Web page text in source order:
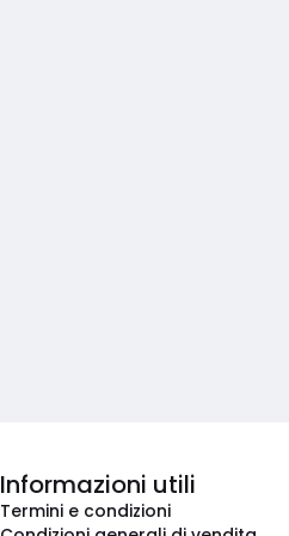
Informazioni utili
Termini e condizioni